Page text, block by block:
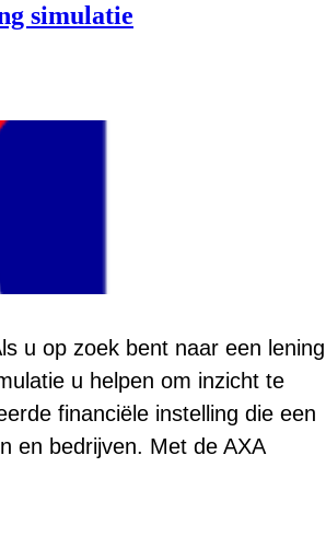
simulatie
u op zoek bent naar een lening
u helpen om inzicht te
financiële instelling die een
en bedrijven. Met de AXA